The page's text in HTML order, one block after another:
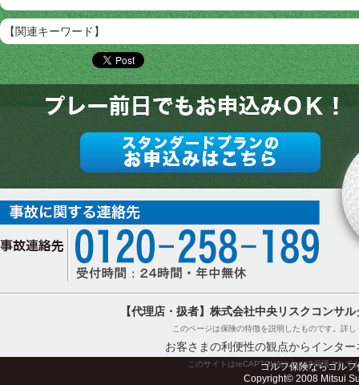
【関連キーワード】
【代理店・扱者】株式会社中央リスクコンサ
このページは保険の特徴を説明したものです。詳
お客さまの利便性の観点からインタ
このサイトはreCAPTCHAによって保護されて
ゴルフ保険ならゴル
Copyright© 2008 Mitsui